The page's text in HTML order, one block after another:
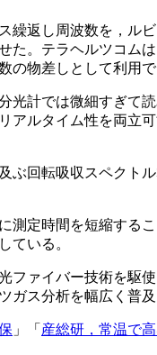
返し周波数を，ル
た。テラヘルツコム
の物差しとして利用で
計では微細すぎて
アルタイム性を両
回転吸収スペクト
定時間を短縮する
ている。
ファイバー技術を
ス分析を幅広く普
」「 産総研，常温で